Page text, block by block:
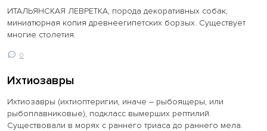
ИТАЛЬЯНСКАЯ ЛЕВРЕТКА, порода декоративных собак,
миниатюрная копия древнеегипетских борзых. Существует
многие столетия.
0
Ихтиозавры
Ихтиозавры (ихтиоптеригии, иначе – рыбоящеры, или
рыбоплавниковые), подкласс вымерших рептилий.
Существовали в морях с раннего триаса до раннего мела.